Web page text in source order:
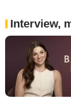
Interview,